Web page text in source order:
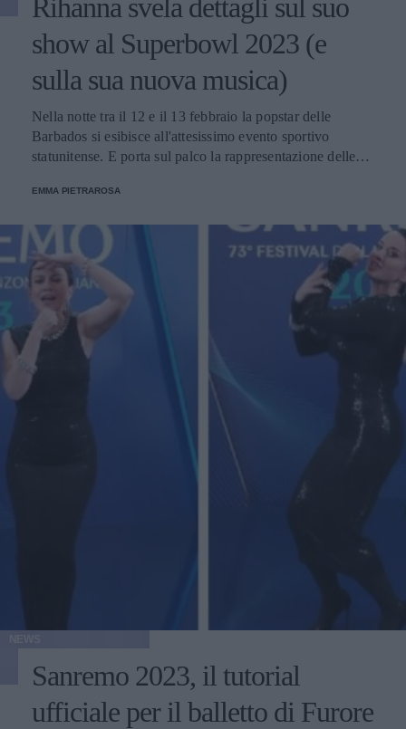
Rihanna svela dettagli sul suo
show al Superbowl 2023 (e
sulla sua nuova musica)
Nella notte tra il 12 e il 13 febbraio la popstar delle
Barbados si esibisce all'attesissimo evento sportivo
statunitense. E porta sul palco la rappresentazione delle
EMMA PIETRAROSA
Sanremo 2023, il tutorial
ufficiale per il balletto di Furore